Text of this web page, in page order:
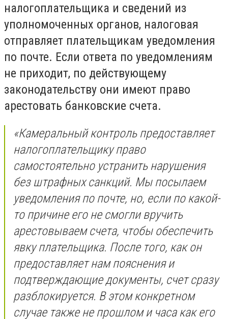
налогоплательщика и сведений из
уполномоченных органов, налоговая
отправляет плательщикам уведомления
по почте. Если ответа по уведомлениям
не приходит, по действующему
законодательству они имеют право
арестовать банковские счета.
«Камеральный контроль предоставляет
налогоплательщику право
самостоятельно устранить нарушения
без штрафных санкций. Мы посылаем
уведомления по почте, но, если по какой-
то причине его не смогли вручить
арестовываем счета, чтобы обеспечить
явку плательщика. После того, как он
предоставляет нам пояснения и
подтверждающие документы, счет сразу
разблокируется. В этом конкретном
случае также не прошлом и часа как его